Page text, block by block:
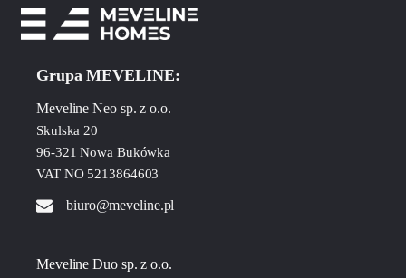
Grupa MEVELINE:
Meveline Neo sp. z o.o.
Skulska 20
96-321 Nowa Bukówka
VAT NO 5213864603
biuro@meveline.pl
Meveline Duo sp. z o.o.